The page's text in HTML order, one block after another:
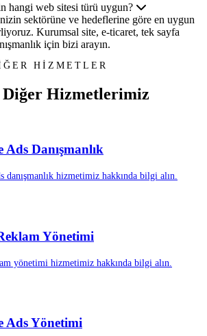
hangi web sitesi türü uygun?
sektörüne ve hedeflerine göre en uygun
Kurumsal site, e-ticaret, tek sayfa
için bizi arayın.
HİZMETLER
Hizmetlerimiz
Danışmanlık
hizmetimiz hakkında bilgi alın.
Yönetimi
yönetimi hizmetimiz hakkında bilgi alın.
Ads Yönetimi